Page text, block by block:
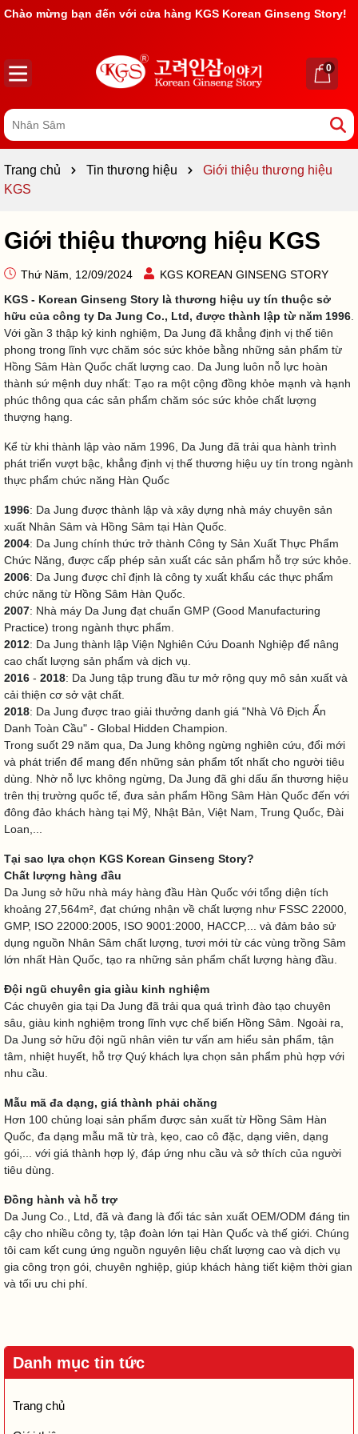
Chào mừng bạn đến với cửa hàng KGS Korean Ginseng Story!
Rất nhiều ưu đãi và chương trình khuyến mãi đang chờ đợi
0
Trang chủ Tin thương hiệu
Giới thiệu thương hiệu
KGS
Giới thiệu thương hiệu KGS
Thứ Năm, 12/09/2024
KGS KOREAN GINSENG STORY
KGS - Korean Ginseng Story là thương hiệu uy tín thuộc sở
hữu của công ty Da Jung Co., Ltd, được thành lập từ năm 1996
Với gần 3 thập kỷ kinh nghiệm, Da Jung đã khẳng định vị thế tiên
phong trong lĩnh vực chăm sóc sức khỏe bằng những sản phẩm từ
Hồng Sâm Hàn Quốc chất lượng cao. Da Jung luôn nỗ lực hoàn
thành sứ mệnh duy nhất: Tạo ra một cộng đồng khỏe mạnh và hạnh
phúc thông qua các sản phẩm chăm sóc sức khỏe chất lượng
thượng hạng.
Kể từ khi thành lập vào năm 1996, Da Jung đã trải qua hành trình
phát triển vượt bậc, khẳng định vị thế thương hiệu uy tín trong ngành
thực phẩm chức năng Hàn Quốc
1996: Da Jung được thành lập và xây dựng nhà máy chuyên sản
xuất Nhân Sâm và Hồng Sâm tại Hàn Quốc.
2004: Da Jung chính thức trở thành Công ty Sản Xuất Thực Phẩm
Chức Năng, được cấp phép sản xuất các sản phẩm hỗ trợ sức khỏe.
2006: Da Jung được chỉ định là công ty xuất khẩu các thực phẩm
chức năng từ Hồng Sâm Hàn Quốc.
2007: Nhà máy Da Jung đạt chuẩn GMP (Good Manufacturing
Practice) trong ngành thực phẩm.
2012: Da Jung thành lập Viện Nghiên Cứu Doanh Nghiệp để nâng
cao chất lượng sản phẩm và dịch vụ.
2016 - 2018: Da Jung tập trung đầu tư mở rộng quy mô sản xuất và
cải thiện cơ sở vật chất.
2018: Da Jung được trao giải thưởng danh giá "Nhà Vô Địch Ẩn
Danh Toàn Cầu" - Global Hidden Champion.
Trong suốt 29 năm qua, Da Jung không ngừng nghiên cứu, đổi mới
và phát triển để mang đến những sản phẩm tốt nhất cho người tiêu
dùng. Nhờ nỗ lực không ngừng, Da Jung đã ghi dấu ấn thương hiệu
trên thị trường quốc tế, đưa sản phẩm Hồng Sâm Hàn Quốc đến với
đông đảo khách hàng tại Mỹ, Nhật Bản, Việt Nam, Trung Quốc, Đài
Loan,...
Tại sao lựa chọn KGS Korean Ginseng Story?
Chất lượng hàng đầu
Da Jung sở hữu nhà máy hàng đầu Hàn Quốc với tổng diện tích
khoảng 27,564m², đạt chứng nhận về chất lượng như FSSC 22000,
GMP, ISO 22000:2005, ISO 9001:2000, HACCP,... và đảm bảo sử
dụng nguồn Nhân Sâm chất lượng, tươi mới từ các vùng trồng Sâm
lớn nhất Hàn Quốc, tạo ra những sản phẩm chất lượng hàng đầu.
Đội ngũ chuyên gia giàu kinh nghiệm
Các chuyên gia tại Da Jung đã trải qua quá trình đào tạo chuyên
sâu, giàu kinh nghiệm trong lĩnh vực chế biến Hồng Sâm. Ngoài ra,
Da Jung sở hữu đội ngũ nhân viên tư vấn am hiểu sản phẩm, tận
tâm, nhiệt huyết, hỗ trợ Quý khách lựa chọn sản phẩm phù hợp với
nhu cầu.
Mẫu mã đa dạng, giá thành phải chăng
Hơn 100 chủng loại sản phẩm được sản xuất từ Hồng Sâm Hàn
Quốc, đa dạng mẫu mã từ trà, kẹo, cao cô đặc, dạng viên, dạng
gói,... với giá thành hợp lý, đáp ứng nhu cầu và sở thích của người
tiêu dùng.
Đồng hành và hỗ trợ
Da Jung Co., Ltd, đã và đang là đối tác sản xuất OEM/ODM đáng tin
cậy cho nhiều công ty, tập đoàn lớn tại Hàn Quốc và thế giới. Chúng
tôi cam kết cung ứng nguồn nguyên liệu chất lượng cao và dịch vụ
gia công trọn gói, chuyên nghiệp, giúp khách hàng tiết kiệm thời gian
và tối ưu chi phí.
Danh mục tin tức
Trang chủ